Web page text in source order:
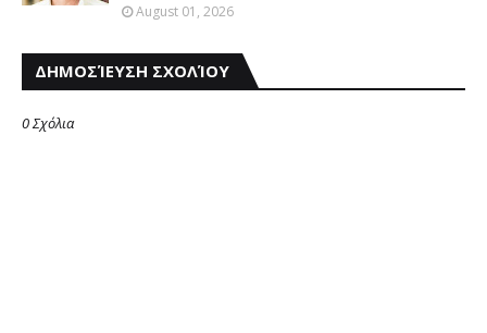
August 01, 2026
ΔΗΜΟΣΊΕΥΣΗ ΣΧΟΛΊΟΥ
0 Σχόλια